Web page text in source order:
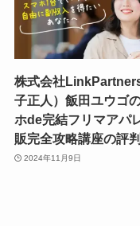
株式会社
子正人）飯田ユウゴ
ホde完結フリマアパ
販完全攻略講座の評
2024年11月9日